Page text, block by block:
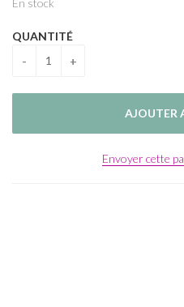
En stock
QUANTITÉ
Envoyer cette